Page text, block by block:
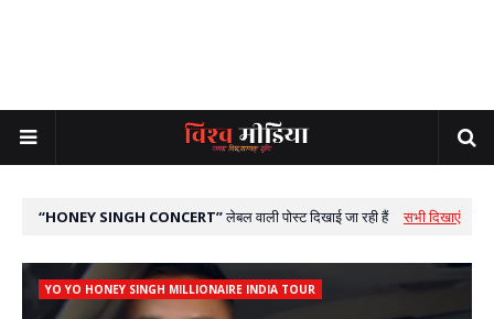
HONEY SINGH CONCERT लेबल वाली पोस्ट दिखाई जा रही हैं सभी दिखाएं
YO YO HONEY SINGH MILLIONAIRE INDIA TOUR